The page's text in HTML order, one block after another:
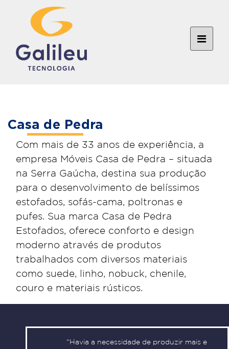
Casa de Pedra
Com mais de 33 anos de experiência, a
empresa Móveis Casa de Pedra – situada
na Serra Gaúcha, destina sua produção
para o desenvolvimento de belíssimos
estofados, sofás-cama, poltronas e
pufes. Sua marca Casa de Pedra
Estofados, oferece conforto e design
moderno através de produtos
trabalhados com diversos materiais
como suede, linho, nobuck, chenile,
couro e materiais rústicos.
“Havia a necessidade de produzir mais e